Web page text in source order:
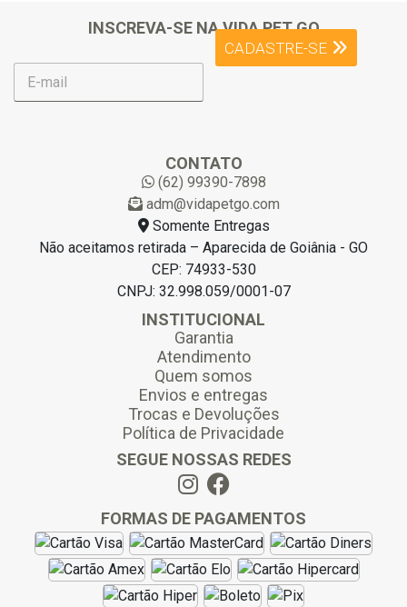
INSCREVA-SE NA VIDA PET GO
E
m
CADASTRE-SE
CONTATO
(62) 99390-7898
adm@vidapetgo.com
Somente Entregas
Não aceitamos retirada – Aparecida de Goiânia - GO
CEP: 74933-530
CNPJ: 32.998.059/0001-07
INSTITUCIONAL
Garantia
Atendimento
Quem somos
Envios e entregas
Trocas e Devoluções
Política de Privacidade
SEGUE NOSSAS REDES
FORMAS DE PAGAMENTOS